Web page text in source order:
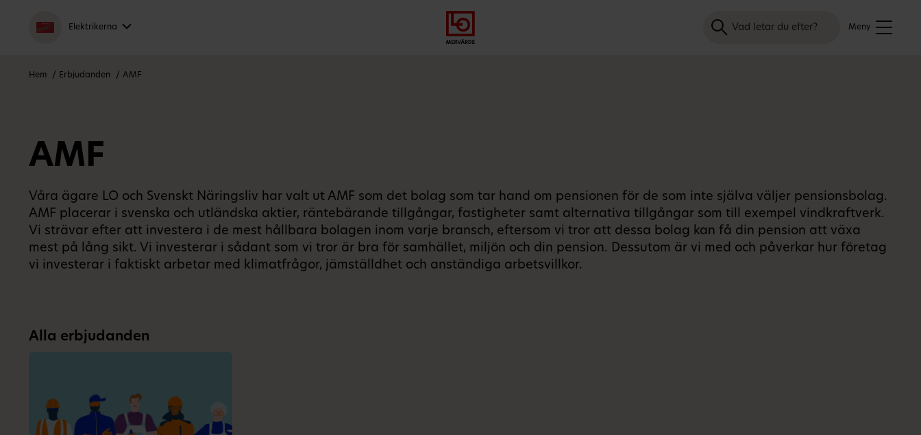
till
meny
in
till
innehåll
Elektrikerna Meny
Sök
Hem Erbjudanden AMF
AMF
Våra ägare LO och Svenskt Näringsliv har valt ut AMF som det bolag som tar hand om pensionen för de som inte själva väljer pensionsbolag.
AMF placerar i svenska och utländska aktier, räntebärande tillgångar, fastigheter samt alternativa tillgångar som till exempel vindkraftverk.
Vi strävar efter att investera i de mest hållbara bolagen inom varje bransch, eftersom vi tror att dessa bolag kan få din pension att växa
mest på lång sikt. Vi investerar i sådant som vi tror är bra för samhället, miljön och din pension. Dessutom är vi med och påverkar hur företag
vi investerar i faktiskt arbetar med klimatfrågor, jämställdhet och anständiga arbetsvillkor.
Alla erbjudanden